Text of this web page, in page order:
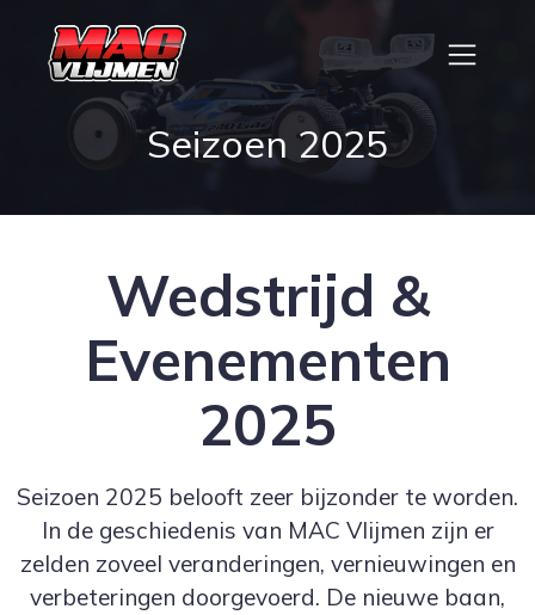
Seizoen 2025
Wedstrijd &
Evenementen
2025
Seizoen 2025 belooft zeer bijzonder te worden.
In de geschiedenis van MAC Vlijmen zijn er
zelden zoveel veranderingen, vernieuwingen en
verbeteringen doorgevoerd. De nieuwe baan,